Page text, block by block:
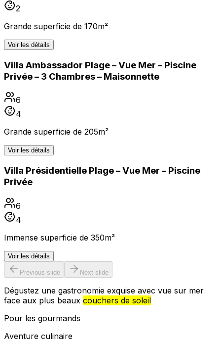
2
Grande superficie de 170m²
Voir les détails
Villa Ambassador Plage – Vue Mer – Piscine
Privée – 3 Chambres – Maisonnette
6
4
Grande superficie de 205m²
Voir les détails
Villa Présidentielle Plage – Vue Mer – Piscine
Privée
6
4
Immense superficie de 350m²
Voir les détails
Previous slide Next slide
Dégustez une gastronomie exquise avec vue sur mer
face aux plus beaux couchers de soleil
Pour les gourmands
Aventure culinaire